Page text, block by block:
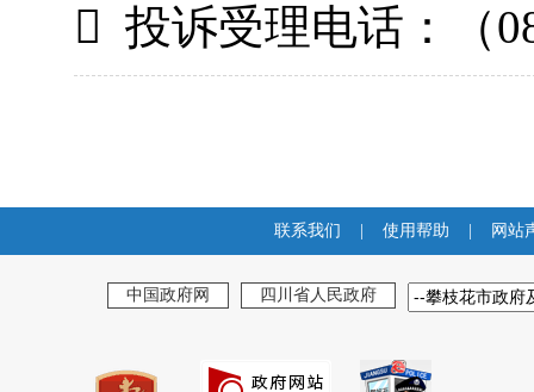
 投诉受理电话：（
联系我们 使用帮助 网站
中国政府网 四川省人民政府